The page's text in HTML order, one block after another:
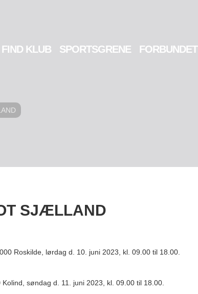
FIND KLUB SPORTSGRENE FORBUNDET
SJÆLLAND
Roskilde, lørdag d. 10. juni 2023, kl. 09.00 til 18.00.
søndag d. 11. juni 2023, kl. 09.00 til 18.00.